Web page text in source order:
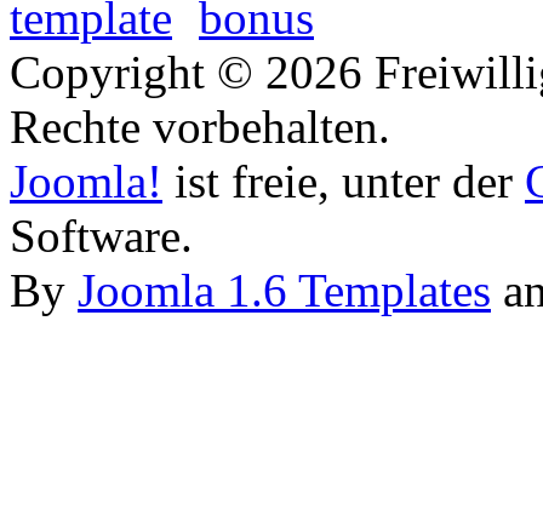
Copyright © 2026
Rechte vorbehalten.
Joomla! ist freie, unter der
Software.
By Joomla 1.6 Templates